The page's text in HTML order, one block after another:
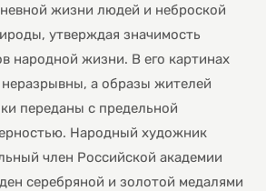
жизни людей и неброской
утверждая значимость
народной жизни. В его картинах
а образы жителей
переданы с предельной
Народный художник
член Российской академии
серебряной и золотой медалями